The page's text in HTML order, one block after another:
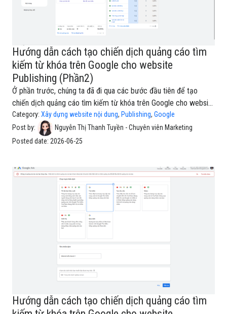
Hướng dẫn cách tạo chiến dịch quảng cáo tìm
kiếm từ khóa trên Google cho website
Publishing (Phần2)
Ở phần trước, chúng ta đã đi qua các bước đầu tiên để tạo
chiến dịch quảng cáo tìm kiếm từ khóa trên Google cho website
Publishing, bao gồm chọn mục tiêu, chọn loại chiến dịch, đặt
tên chiến dịch, nhập website, thiết lập giá thầu và cài đặt chiến
dịch cơ bản. Trong phần 2 này, chúng ta sẽ tiếp tục hoàn thiện
chiến dịch và xuất bản quảng cáo.Bước 1: Nhập thông tin từ
khóa cho chiến dịchTại màn hình Từ khóa và quảng cáo, Google
Ads sẽ yêu cầu bạn thêm thông tin để hệ thống
Category: Xây dựng website nội dung, Publishing, Google
Post by:
Nguyễn Thị Thanh Tuyền - Chuyên viên Marketing
Posted date: 2026-06-25
Hướng dẫn cách tạo chiến dịch quảng cáo tìm